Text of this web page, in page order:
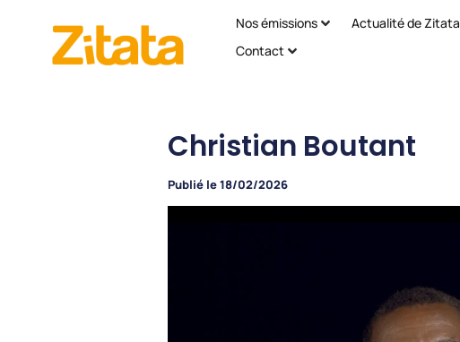
Nos émissions Actualité de Zitata
Contact
Christian Boutant
Publié le18/02/2026